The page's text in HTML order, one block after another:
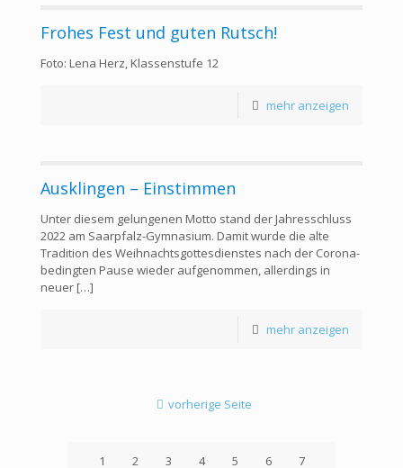
Frohes Fest und guten Rutsch!
Foto: Lena Herz, Klassenstufe 12
mehr anzeigen
Ausklingen – Einstimmen
Unter diesem gelungenen Motto stand der Jahresschluss
2022 am Saarpfalz-Gymnasium. Damit wurde die alte
Tradition des Weihnachtsgottesdienstes nach der Corona-
bedingten Pause wieder aufgenommen, allerdings in
neuer […]
mehr anzeigen
vorherige Seite
1 2 3 4 5 6
7